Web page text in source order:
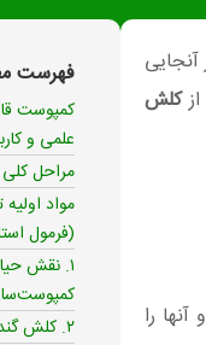
کلش
را
فهرست
کمپوست
علمی و
مراحل
مواد
(فرمول
۱. نقش
۲. کلش گندم (اسکلت‌بندی بستر)